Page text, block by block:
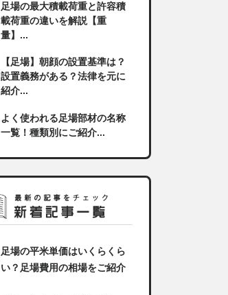
足場の最大積載荷重と許容積
載荷重の違いを解説【重
量】...
【足場】朝顔の設置基準は？
設置義務がある？法律を元に
紹介...
よく使われる足場部材の名称
一覧！種類別にご紹介...
足場の平米単価はいくらくら
い？足場費用の相場をご紹介